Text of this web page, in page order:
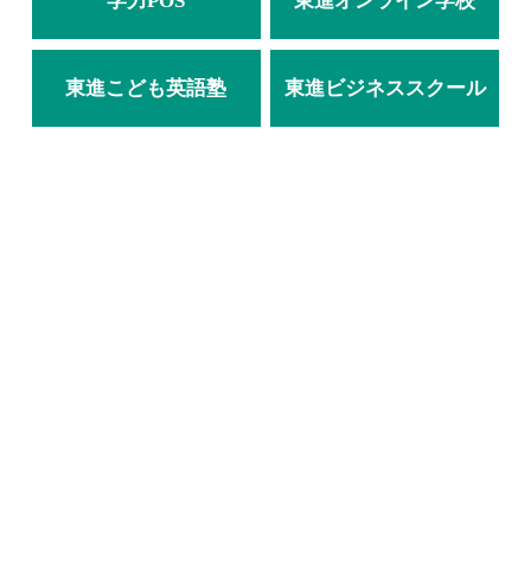
東進こども英語塾 東進ビジネススクール